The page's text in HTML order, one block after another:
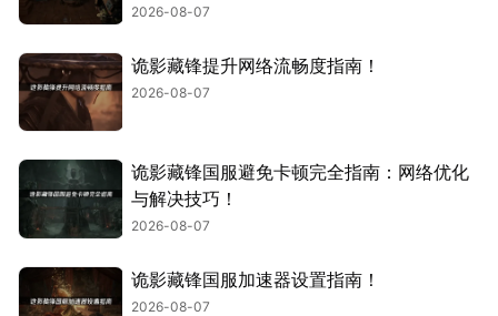
2026-08-07
诡影藏锋提升网络流畅度指南！
2026-08-07
诡影藏锋国服避免卡顿完全指南：网络优化
与解决技巧！
2026-08-07
诡影藏锋国服加速器设置指南！
2026-08-07